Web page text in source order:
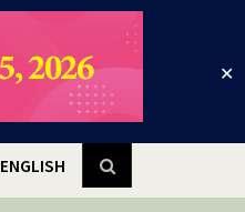
✕
ENGLISH